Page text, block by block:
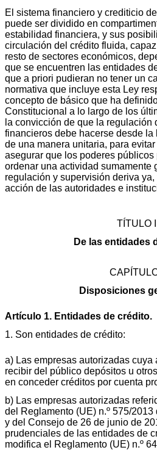
El sistema financiero y crediticio
puede ser dividido en
estabilidad financiera, y sus
circulación del crédito fluida,
resto de sectores económicos,
que se encuentren las entidades
que a priori pudieran no tener un
normativa que incluye esta Ley
concepto de básico que ha
Constitucional a lo largo de los
la convicción de que la regulación
financieros debe hacerse desde
de una manera unitaria, para
asegurar que los poderes públicos
ordenar una actividad sumamente
regulación y supervisión deriva
acción de las autoridades e
TÍTULO I
De las entidades
CAPÍTULO
Disposiciones
Artículo 1. Entidades de crédito.
1. Son entidades de crédito:
a) Las empresas autorizadas cuya
recibir del público depósitos u
en conceder créditos por cuenta
b) Las empresas autorizadas
del Reglamento (UE) n.º 575/
y del Consejo de 26 de junio de
prudenciales de las entidades de
modifica el Reglamento (UE) n.º